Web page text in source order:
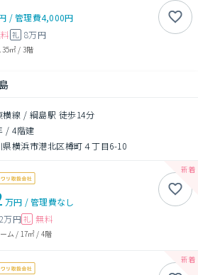
/管理費4,000円
礼 8万円
㎡ / 3階
横線 / 綱島駅 徒歩14分
/4階建
県横浜市港北区樽町４丁目6-10
万円 /管理費なし
万円 礼 無料
ム / 17㎡ / 4階